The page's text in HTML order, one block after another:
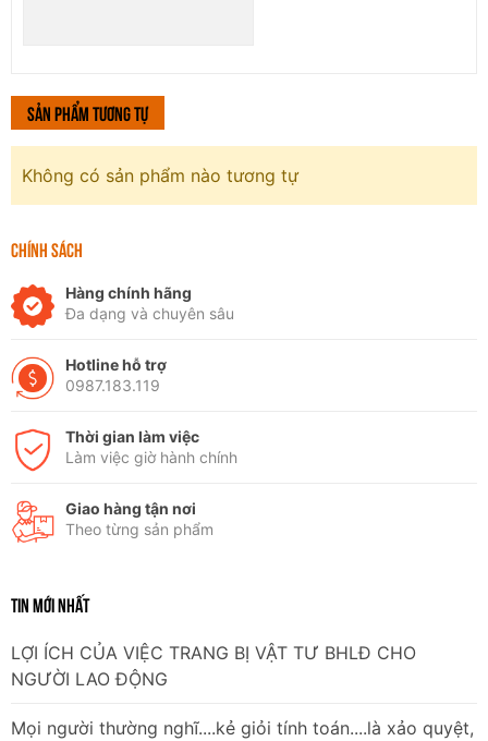
Sản phẩm tương tự
Không có sản phẩm nào tương tự
CHÍNH SÁCH
Hàng chính hãng
Đa dạng và chuyên sâu
Hotline hỗ trợ
0987.183.119
Thời gian làm việc
Làm việc giờ hành chính
Giao hàng tận nơi
Theo từng sản phẩm
TIN MỚI NHẤT
LỢI ÍCH CỦA VIỆC TRANG BỊ VẬT TƯ BHLĐ CHO
NGƯỜI LAO ĐỘNG
Mọi người thường nghĩ....kẻ giỏi tính toán....là xảo quyệt,